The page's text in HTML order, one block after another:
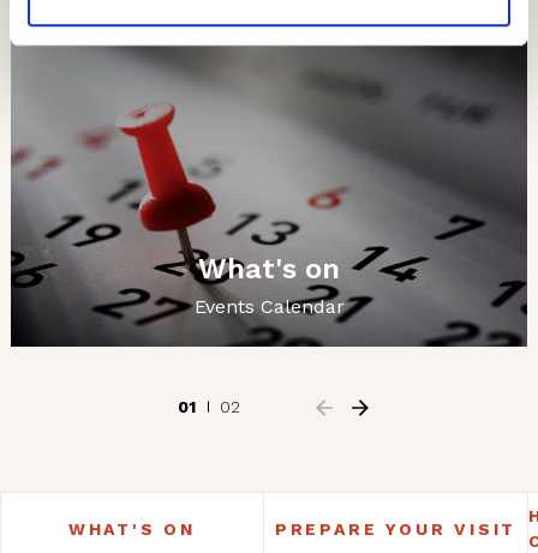
What's on
Events Calendar
01 02
WHAT'S ON PREPARE YOUR VISIT